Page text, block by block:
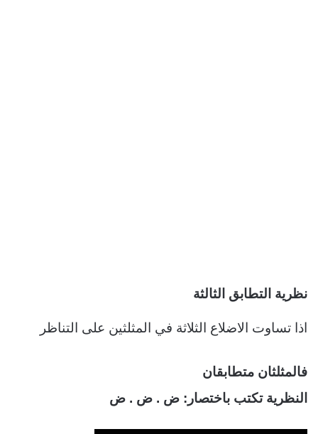
نظرية التطابق الثالثة
اذا تساوت الاضلاع الثلاثة في المثلثين على التناظر
فالمثلثان متطابقان
النظرية تكتب باختصار: ض . ض . ض